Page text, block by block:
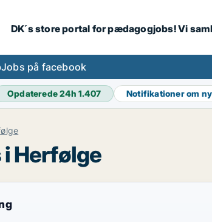
DK´s store portal for pædagogjobs! Vi
Jobs på facebook
Opdaterede 24h1.407 Notifikationer om
Herfølge